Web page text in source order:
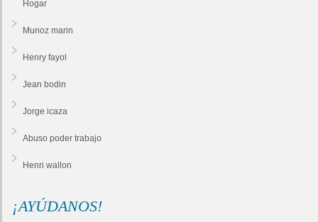
Hogar
Munoz marin
Henry fayol
Jean bodin
Jorge icaza
Abuso poder trabajo
Henri wallon
¡AYÚDANOS!